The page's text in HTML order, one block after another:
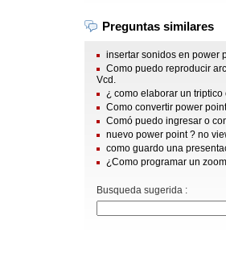
Preguntas similares
insertar sonidos en power
Como puedo reproducir
Vcd.
¿ como elaborar un
Como convertir power
Comó puedo ingresar o
nuevo power point ? no
como guardo una
¿Como programar un
Busqueda sugerida :